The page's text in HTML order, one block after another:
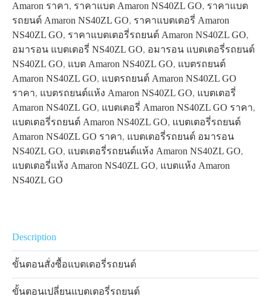
Amaron ราคา, ราคาแบต Amaron NS40ZL GO, ราคาแบต
รถยนต์ Amaron NS40ZL GO, ราคาแบตเตอรี่ Amaron
NS40ZL GO, ราคาแบตเตอรี่รถยนต์ Amaron NS40ZL GO,
อมารอน แบตเตอรี่ NS40ZL GO, อมารอน แบตเตอรี่รถยนต์
NS40ZL GO, แบต Amaron NS40ZL GO, แบตรถยนต์
Amaron NS40ZL GO, แบตรถยนต์ Amaron NS40ZL GO
ราคา, แบตรถยนต์แห้ง Amaron NS40ZL GO, แบตเตอรี่
Amaron NS40ZL GO, แบตเตอรี่ Amaron NS40ZL GO ราคา,
แบตเตอรี่รถยนต์ Amaron NS40ZL GO, แบตเตอรี่รถยนต์
Amaron NS40ZL GO ราคา, แบตเตอรี่รถยนต์ อมารอน
NS40ZL GO, แบตเตอรี่รถยนต์แห้ง Amaron NS40ZL GO,
แบตเตอรี่แห้ง Amaron NS40ZL GO, แบตแห้ง Amaron
NS40ZL GO
Description
ขั้นตอนสั่งซื้อแบตเตอรี่รถยนต์
ขั้นตอนเปลี่ยนแบตเตอรี่รถยนต์